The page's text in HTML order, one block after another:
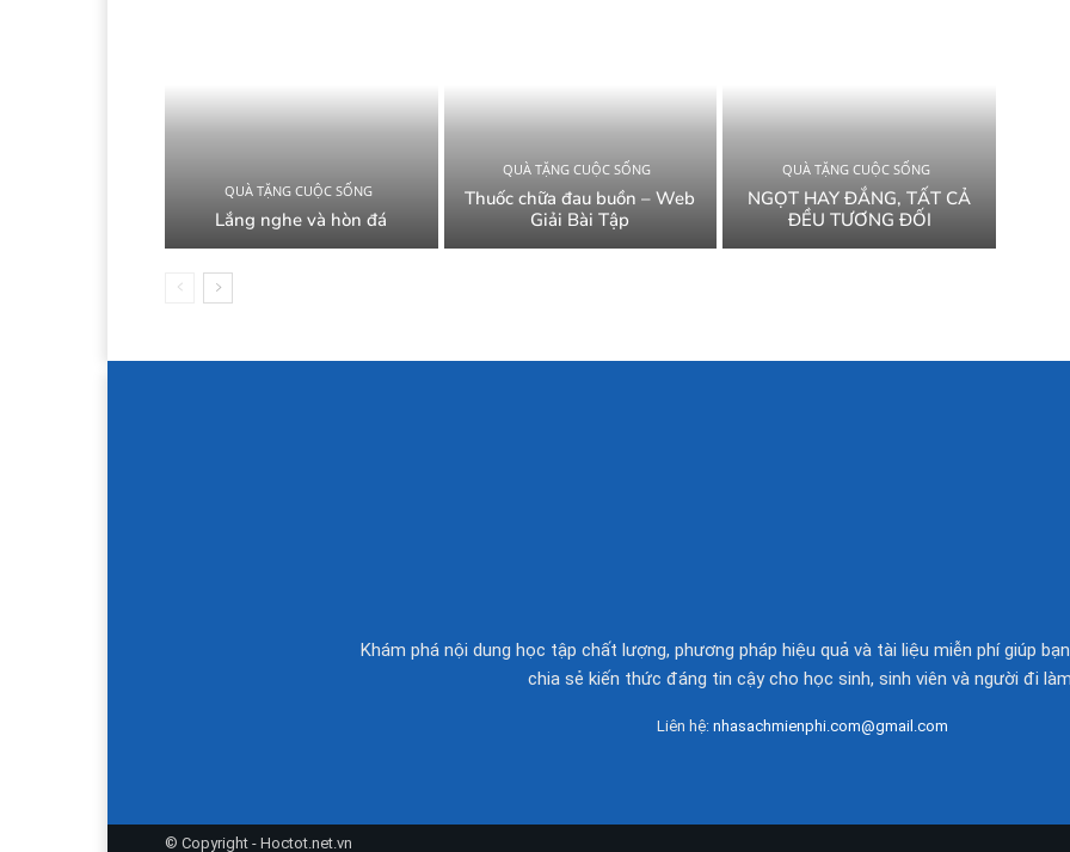
QUÀ TẶNG CUỘC SỐNG
Lắng nghe và hòn đá
QUÀ TẶNG CUỘC SỐNG
Thuốc chữa đau buồn – Web
Giải Bài Tập
QUÀ TẶNG CUỘC SỐNG
NGỌT HAY ĐẮNG, TẤT CẢ
ĐỀU TƯƠNG ĐỐI
Khám phá nội dung học tập chất lượng, phương pháp hiệu quả và tài liệu miễn phí giúp
chia sẻ kiến thức đáng tin cậy cho học sinh, sinh viên và người đi
Liên hệ: nhasachmienphi.com@gmail.com
© Copyright - Hoctot.net.vn